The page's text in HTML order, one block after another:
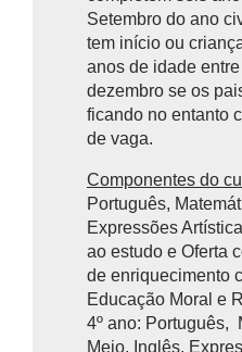
Setembro do ano
tem início ou
anos de idade
dezembro se os
ficando no entanto
de vaga.
Componentes do
Português,
Expressões
ao estudo e Oferta
de enriquecimento
Educação Moral e
4º ano: Português,
Meio, Inglês,